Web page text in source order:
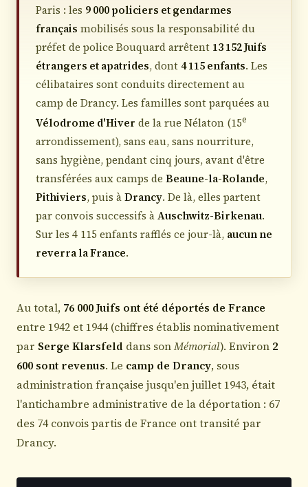
Paris : les 9 000 policiers et gendarmes
français mobilisés sous la responsabilité du
préfet de police Bouquard arrêtent 13 152 Juifs
étrangers et apatrides, dont 4 115 enfants. Les
célibataires sont conduits directement au
camp de Drancy. Les familles sont parquées au
Vélodrome d'Hiver de la rue Nélaton (15e
arrondissement), sans eau, sans nourriture,
sans hygiène, pendant cinq jours, avant d'être
transférées aux camps de Beaune-la-Rolande,
Pithiviers, puis àDrancy. De là, elles partent
par convois successifs àAuschwitz-Birkenau.
Sur les 4 115 enfants rafflés ce jour-là, aucun ne
reverra la France.
Au total, 76 000 Juifs ont été déportés de France
entre 1942 et 1944 (chiffres établis nominativement
par Serge Klarsfeld dans sonMémorial). Environ 2
600 sont revenus. Le camp de Drancy, sous
administration française jusqu'en juillet 1943, était
l'antichambre administrative de la déportation : 67
des 74 convois partis de France ont transité par
Drancy.